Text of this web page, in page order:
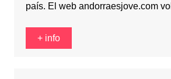
país. El web andorraesjove.com vol
+ info